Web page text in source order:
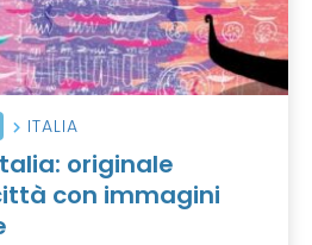
ITALIA
originale
con immagini